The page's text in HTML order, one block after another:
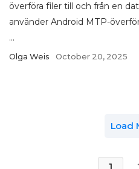
överföra filer till och från en
använder Android MTP-
...
Olga Weis October 20, 2025
Load